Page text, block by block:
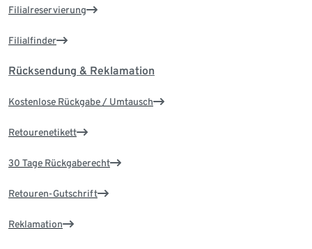
Filialreservierung
Filialfinder
Rücksendung & Reklamation
Kostenlose Rückgabe / Umtausch
Retourenetikett
30 Tage Rückgaberecht
Retouren-Gutschrift
Reklamation